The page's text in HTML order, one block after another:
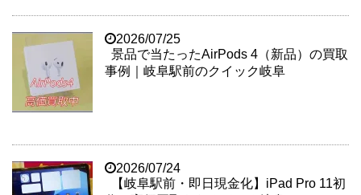
2026/07/25
景品で当たったAirPods 4（新品）の買取
事例｜岐阜駅前のクイック岐阜
2026/07/24
【岐阜駅前・即日現金化】iPad Pro 11初